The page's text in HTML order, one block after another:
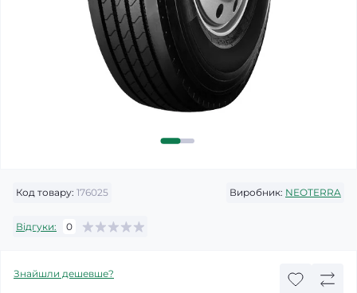
Код товару: 176025 Виробник: NEOTERRA
Відгуки: 0
Знайшли дешевше?